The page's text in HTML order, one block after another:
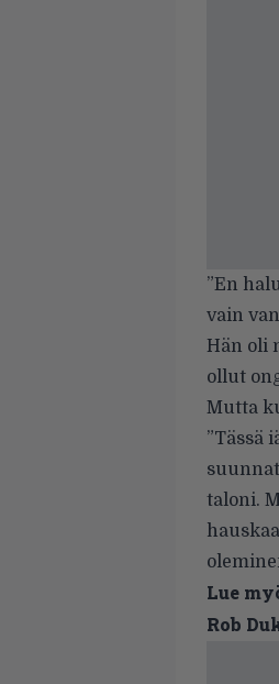
”En
vain
Hän oli
ollut
Mutta
”Tässä
taloni.
Lue
Rob